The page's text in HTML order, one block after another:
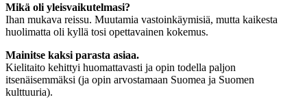
Mikä oli yleisvaikutelmasi?
Ihan mukava reissu. Muutamia vastoinkäymisiä, mutta kaikesta
huolimatta oli kyllä tosi opettavainen kokemus.
Mainitse kaksi parasta asiaa.
Kielitaito kehittyi huomattavasti ja opin todella paljon
itsenäisemmäksi (ja opin arvostamaan Suomea ja Suomen
kulttuuria).